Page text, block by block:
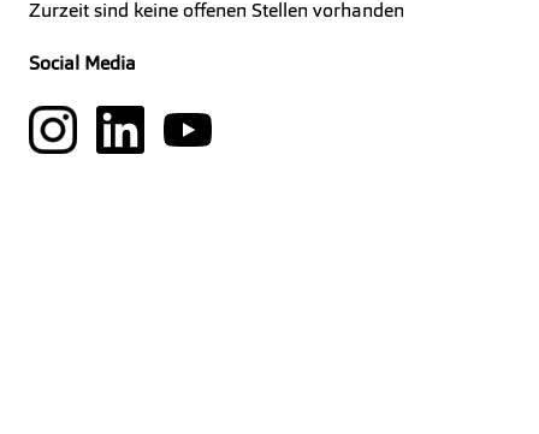
Zurzeit sind keine offenen Stellen vorhanden
Social Media